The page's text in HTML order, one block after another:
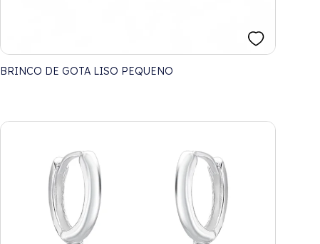
BRINCO DE GOTA LISO PEQUENO